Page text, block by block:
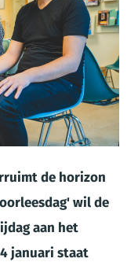
de horizon
wil de
aan het
januari staat